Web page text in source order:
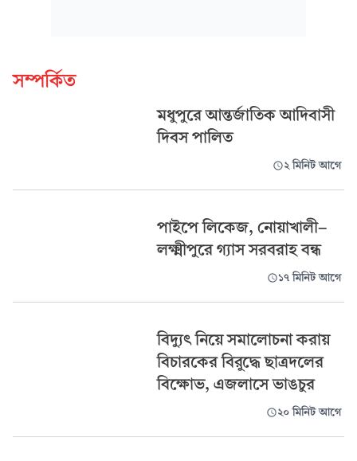
সম্পর্কিত
মধুপুরে আন্তর্জাতিক আদিবাসী
দিবস পালিত
২ মিনিট আগে
পাইপে লিকেজ, নোয়াখালী-
লক্ষ্মীপুরে গ্যাস সরবরাহ বন্ধ
১৭ মিনিট আগে
বিদ্যুৎ নিয়ে সমালোচনা করায়
বিচারকের বিরুদ্ধে ছাত্রদলের
বিক্ষোভ, এজলাসে ভাঙচুর
২০ মিনিট আগে